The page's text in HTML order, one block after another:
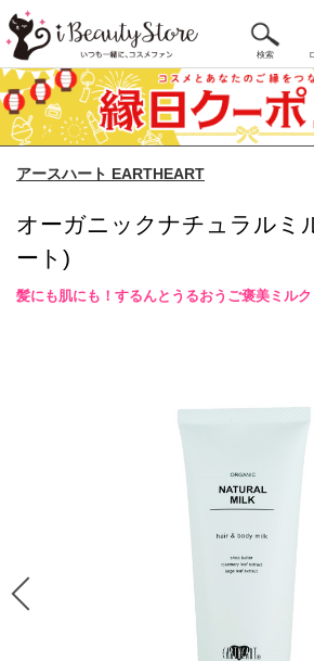
検索
アースハート EARTHEART
オーガニックナチュラルミ
ート)
髪にも肌にも！するんとうるおうご褒美ミルク